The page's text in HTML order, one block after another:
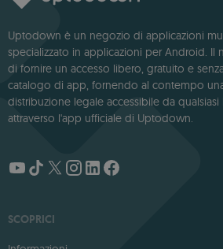
Uptodown è un negozio di applicazioni
specializzato in applicazioni per Android.
di fornire un accesso libero, gratuito e
catalogo di app, fornendo al contempo
distribuzione legale accessibile da
attraverso l'app ufficiale di Uptodown.
SCOPRICI